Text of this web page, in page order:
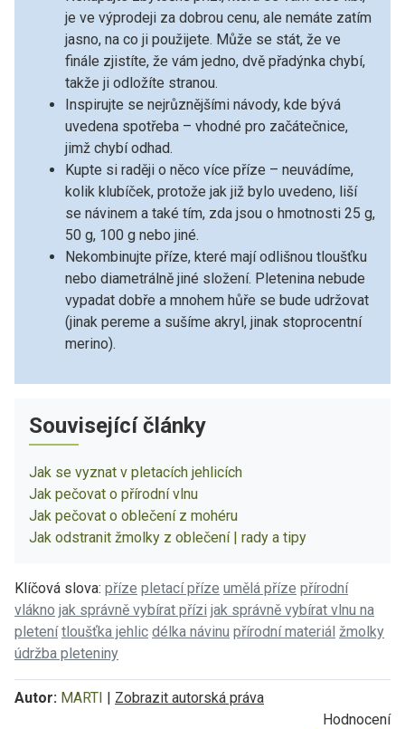
je ve výprodeji za dobrou cenu, ale nemáte zatím
jasno, na co ji použijete. Může se stát, že ve
finále zjistíte, že vám jedno, dvě přadýnka chybí,
takže ji odložíte stranou.
Inspirujte se nejrůznějšími návody, kde bývá
uvedena spotřeba – vhodné pro začátečnice,
jimž chybí odhad.
Kupte si raději o něco více příze – neuvádíme,
kolik klubíček, protože jak již bylo uvedeno, liší
se návinem a také tím, zda jsou o hmotnosti 25 g,
50 g, 100 g nebo jiné.
Nekombinujte příze, které mají odlišnou tloušťku
nebo diametrálně jiné složení. Pletenina nebude
vypadat dobře a mnohem hůře se bude udržovat
(jinak pereme a sušíme akryl, jinak stoprocentní
merino).
Související články
Jak se vyznat v pletacích jehlicích
Jak pečovat o přírodní vlnu
Jak pečovat o oblečení z mohéru
Jak odstranit žmolky z oblečení | rady a tipy
Klíčová slova: příze pletací příze umělá příze přírodní
vlákno jak správně vybírat přízi jak správně vybírat vlnu na
pletení tloušťka jehlic délka návinu přírodní materiál žmolky
údržba pleteniny
Autor: MARTI | Zobrazit autorská práva
Hodnocení